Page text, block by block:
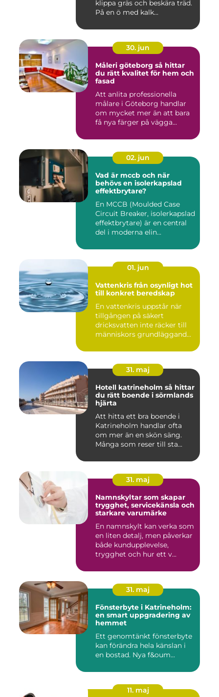
klippa gräs och beskära träd.
På en ö med kalk...
30. jun
Måleri göteborg så hittar
du rätt kvalitet för hem och
fasad
Att anlita professionella
målare i Göteborg handlar
om mycket mer än att bara
få nya färger på vägga...
02. jun
Vad är mccb och när
behövs en isolerkapslad
effektbrytare?
En MCCB (Moulded Case
Circuit Breaker, isolerkapslad
effektbrytare) är en central
del i moderna elin...
01. jun
Vattenkris från osynligt hot
till konkret beredskap
En vattenkris uppstår när
tillgången på säkert
dricksvatten inte räcker till
människors grundläggand...
31. maj
Hotell katrineholm så hittar
du rätt boende i sörmlands
hjärta
Att hitta ett bra boende i
Katrineholm handlar ofta
om mer än en skön säng.
Många som reser till sta...
31. maj
Namnskyltar som skapar
trygghet, servicekänsla och
starkare varumärke
En namnskylt kan verka som
en liten detalj, men påverkar
både kundupplevelse,
trygghet och hur ett v...
31. maj
Fönsterbyte i Katrineholm:
en smart uppgradering av
hemmet
Ett genomtänkt fönsterbyte
kan förändra hela känslan i
en bostad. Nya f&oum...
11. maj